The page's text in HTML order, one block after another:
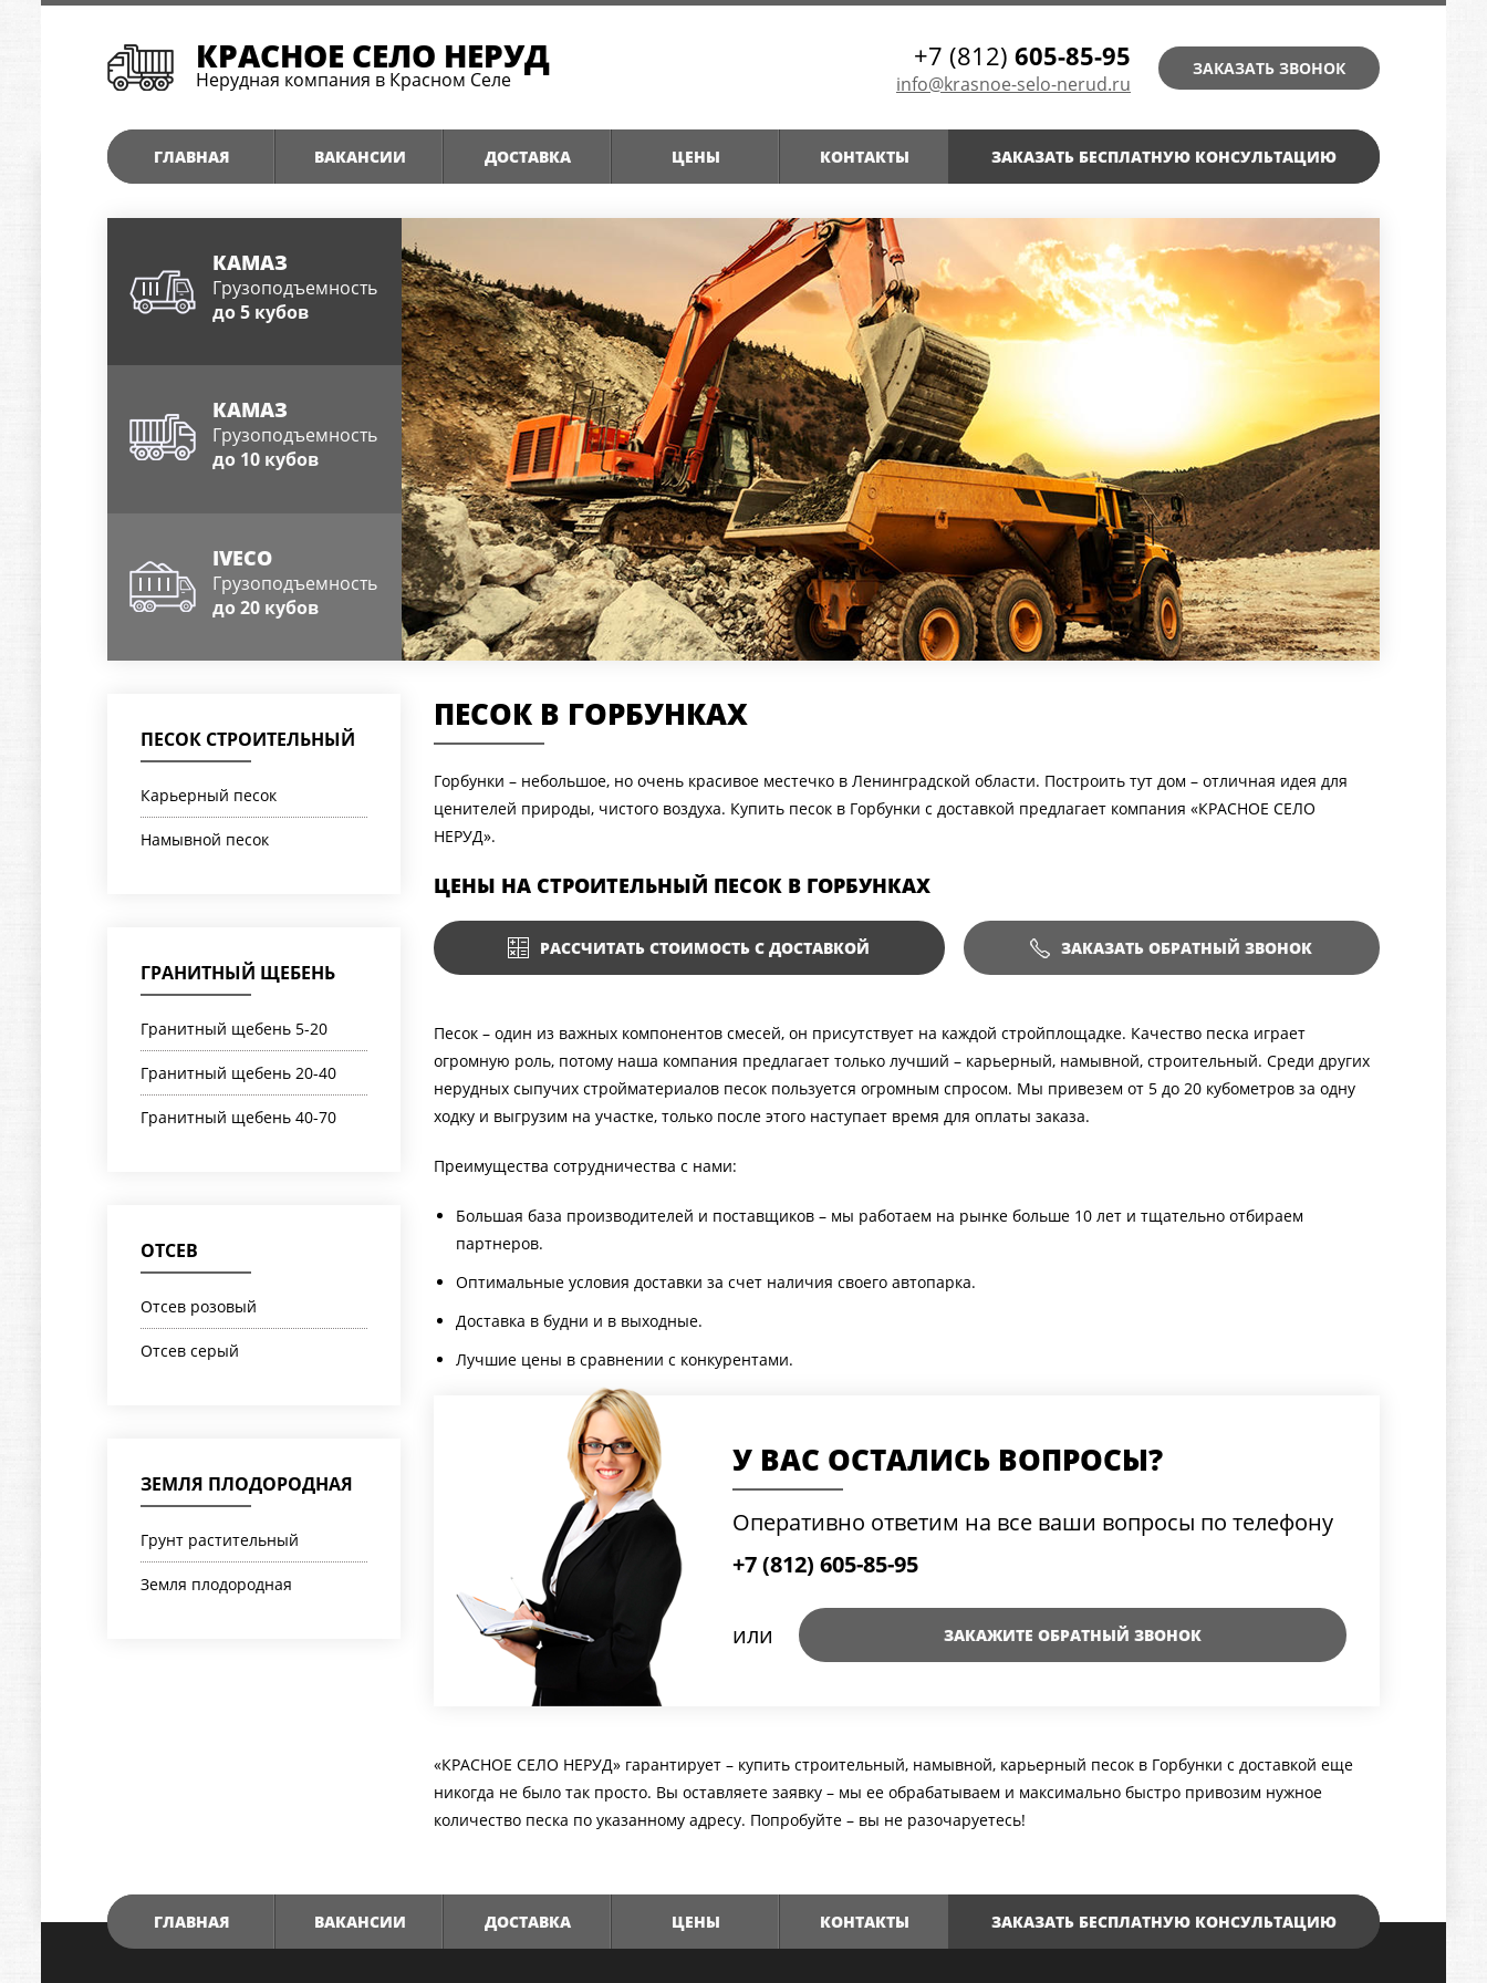
КРАСНОЕ СЕЛО НЕРУД
Нерудная компания в Красном Селе
+7 (812) 605-85-95
info@krasnoe-selo-nerud.ru
ЗАКАЗАТЬ ЗВОНОК
ГЛАВНАЯ ВАКАНСИИ ДОСТАВКА ЦЕНЫ КОНТАКТЫ ЗАКАЗАТЬ БЕСПЛАТНУЮ КОНСУЛЬТАЦИЮ
КАМАЗ
Грузоподъемность
до 5 кубов
КАМАЗ
Грузоподъемность
до 10 кубов
IVECO
Грузоподъемность
до 20 кубов
ПЕСОК СТРОИТЕЛЬНЫЙ
Карьерный песок
Намывной песок
ГРАНИТНЫЙ ЩЕБЕНЬ
Гранитный щебень 5-20
Гранитный щебень 20-40
Гранитный щебень 40-70
ОТСЕВ
Отсев розовый
Отсев серый
ЗЕМЛЯ ПЛОДОРОДНАЯ
Грунт растительный
Земля плодородная
ПЕСОК В ГОРБУНКАХ
Горбунки – небольшое, но очень красивое местечко в Ленинградской области. Построить тут дом – отличная идея для
ценителей природы, чистого воздуха. Купить песок в Горбунки с доставкой предлагает компания «КРАСНОЕ СЕЛО
НЕРУД».
ЦЕНЫ НА СТРОИТЕЛЬНЫЙ ПЕСОК В ГОРБУНКАХ
РАССЧИТАТЬ СТОИМОСТЬ С ДОСТАВКОЙ ЗАКАЗАТЬ ОБРАТНЫЙ ЗВОНОК
Песок – один из важных компонентов смесей, он присутствует на каждой стройплощадке. Качество песка играет
огромную роль, потому наша компания предлагает только лучший – карьерный, намывной, строительный. Среди других
нерудных сыпучих стройматериалов песок пользуется огромным спросом. Мы привезем от 5 до 20 кубометров за одну
ходку и выгрузим на участке, только после этого наступает время для оплаты заказа.
Преимущества сотрудничества с нами:
Большая база производителей и поставщиков – мы работаем на рынке больше 10 лет и тщательно отбираем
партнеров.
Оптимальные условия доставки за счет наличия своего автопарка.
Доставка в будни и в выходные.
Лучшие цены в сравнении с конкурентами.
У ВАС ОСТАЛИСЬ ВОПРОСЫ?
Оперативно ответим на все ваши вопросы по телефону
+7 (812) 605-85-95
или ЗАКАЖИТЕ ОБРАТНЫЙ ЗВОНОК
«КРАСНОЕ СЕЛО НЕРУД» гарантирует – купить строительный, намывной, карьерный песок в Горбунки с доставкой еще
никогда не было так просто. Вы оставляете заявку – мы ее обрабатываем и максимально быстро привозим нужное
количество песка по указанному адресу. Попробуйте – вы не разочаруетесь!
ГЛАВНАЯ ВАКАНСИИ ДОСТАВКА ЦЕНЫ КОНТАКТЫ ЗАКАЗАТЬ БЕСПЛАТНУЮ КОНСУЛЬТАЦИЮ